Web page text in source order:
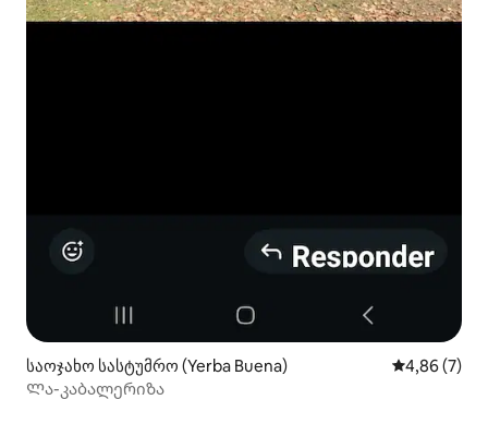
საოჯახო სასტუმრო (Yerba Buena) საშუალო
4,86 (7)
Ლა-კაბალერიზა